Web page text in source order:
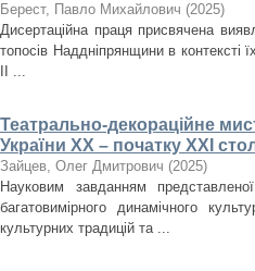
Берест, Павло Михайлович (2025)
Дисертаційна праця присвячена
топосів Наддніпрянщини в контексті
ІІ ...
Театрально-декораційне
України ХХ – початку ХХІ
Зайцев, Олег Дмитрович (2025)
Науковим завданням
багатовимірного динамічного
культурних традицій та ...